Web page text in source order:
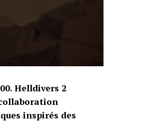
Helldivers 2
inspirés des